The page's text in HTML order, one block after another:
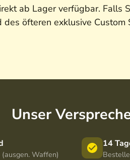
ab Lager verfügbar. Falls
öfteren exklusive
Unser
Waffen)
14